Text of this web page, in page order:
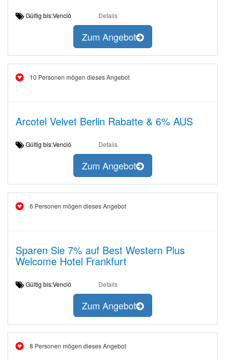
Gültig bis:Venció Details
Zum Angebot
10 Personen mögen dieses Angebot
Arcotel Velvet Berlin Rabatte & 6% AUS
Gültig bis:Venció Details
Zum Angebot
6 Personen mögen dieses Angebot
Sparen Sie 7% auf Best Western Plus
Welcome Hotel Frankfurt
Gültig bis:Venció Details
Zum Angebot
8 Personen mögen dieses Angebot